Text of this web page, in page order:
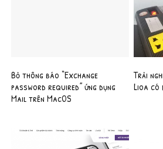
Bỏ thông báo “Exchange
password required” ứng dụng
Mail trên MacOS
Trải
Lioa có